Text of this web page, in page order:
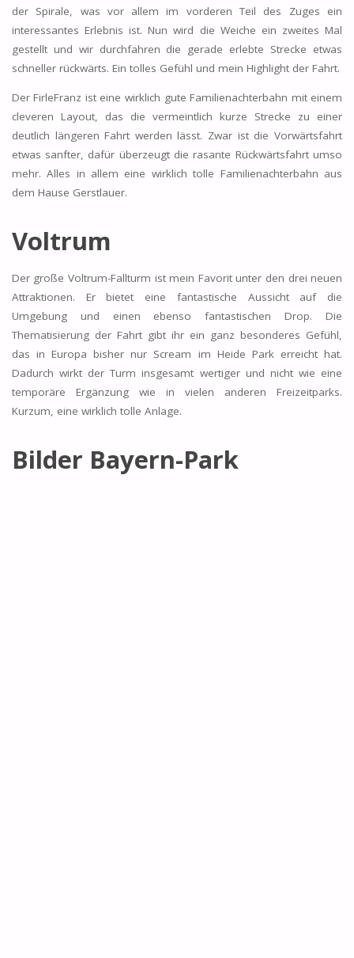
der Spirale, was vor allem im vorderen Teil des Zuges ein
interessantes Erlebnis ist. Nun wird die Weiche ein zweites Mal
gestellt und wir durchfahren die gerade erlebte Strecke etwas
schneller rückwärts. Ein tolles Gefühl und mein Highlight der Fahrt.
Der FirleFranz ist eine wirklich gute Familienachterbahn mit einem
cleveren Layout, das die vermeintlich kurze Strecke zu einer
deutlich längeren Fahrt werden lässt. Zwar ist die Vorwärtsfahrt
etwas sanfter, dafür überzeugt die rasante Rückwärtsfahrt umso
mehr. Alles in allem eine wirklich tolle Familienachterbahn aus
dem Hause Gerstlauer.
Voltrum
Der große Voltrum-Fallturm ist mein Favorit unter den drei neuen
Attraktionen. Er bietet eine fantastische Aussicht auf die
Umgebung und einen ebenso fantastischen Drop. Die
Thematisierung der Fahrt gibt ihr ein ganz besonderes Gefühl,
das in Europa bisher nur Scream im Heide Park erreicht hat.
Dadurch wirkt der Turm insgesamt wertiger und nicht wie eine
temporäre Ergänzung wie in vielen anderen Freizeitparks.
Kurzum, eine wirklich tolle Anlage.
Bilder Bayern-Park